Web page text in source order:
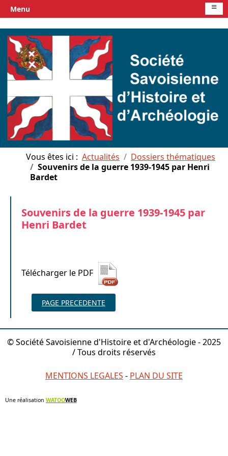
Vous êtes ici : Actualités
Dossiers thématiques
Souvenirs de la guerre 1939-1945 par Henri
Bardet
Souvenirs de la guerre 1939-1945 par
Henri Bardet
Télécharger le PDF
PAGE PRECEDENTE
© Société Savoisienne d'Histoire et d'Archéologie - 2025
/ Tous droits réservés
MENTIONS LEGALES - PLAN DU SITE
Une réalisation WATOOWEB
Menu ≡